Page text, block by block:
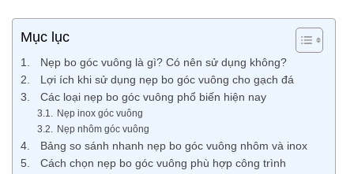
Mục lục
Nẹp bo góc vuông là gì? Có nên sử dụng không?
Lợi ích khi sử dụng nẹp bo góc vuông cho gạch đá
Các loại nẹp bo góc vuông phổ biến hiện nay
Nẹp inox góc vuông
Nẹp nhôm góc vuông
Bảng so sánh nhanh nẹp bo góc vuông nhôm và inox
Cách chọn nẹp bo góc vuông phù hợp công trình